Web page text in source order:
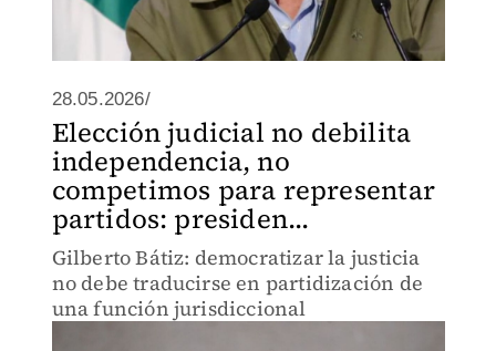
28.05.2026/
Elección judicial no debilita
independencia, no
competimos para representar
partidos: presiden...
Gilberto Bátiz: democratizar la justicia
no debe traducirse en partidización de
una función jurisdiccional